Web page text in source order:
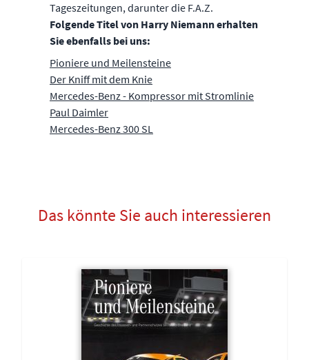
Tageszeitungen, darunter die F.A.Z.
Folgende Titel von Harry Niemann erhalten
Sie ebenfalls bei uns:
Pioniere und Meilensteine
Der Kniff mit dem Knie
Mercedes-Benz - Kompressor mit Stromlinie
Paul Daimler
Mercedes-Benz 300 SL
Das könnte Sie auch interessieren